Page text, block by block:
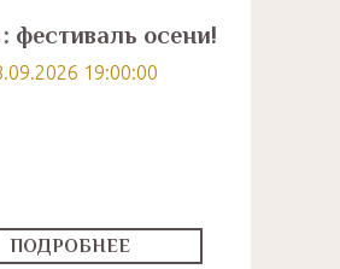
фестиваль осени!
19:00:00
ПОДРОБНЕЕ